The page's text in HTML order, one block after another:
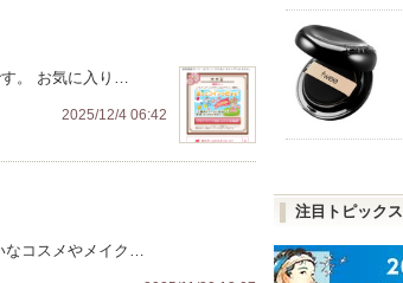
す。 お気に入り…
2025/12/4 06:42
なコスメやメイク…
注目トピックス